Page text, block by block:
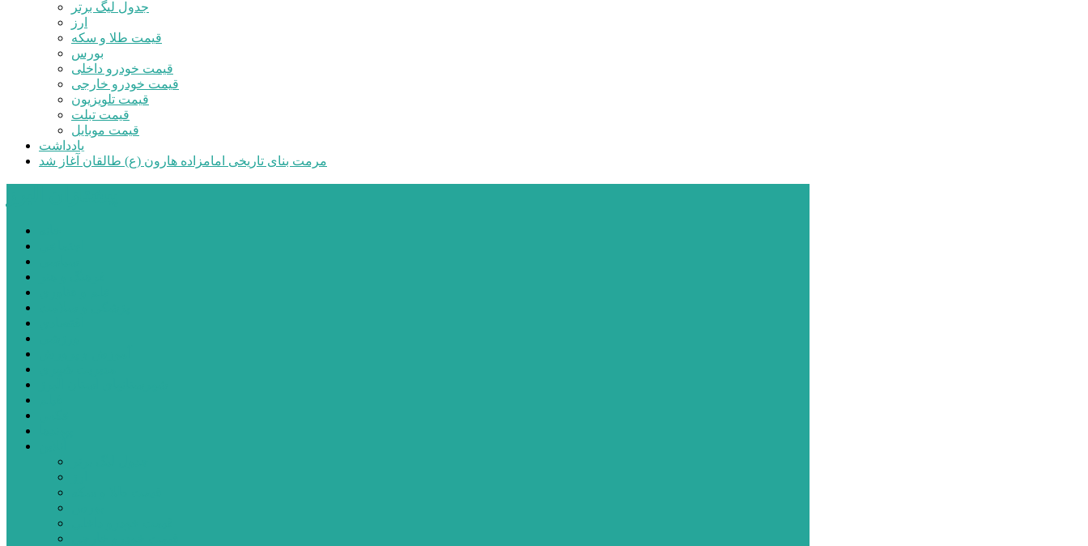
جدول لیگ برتر
ارز
قیمت طلا و سکه
بورس
قیمت خودرو داخلی
قیمت خودرو خارجی
قیمت تلویزیون
قیمت تبلت
قیمت موبایل
یادداشت
مرمت بنای تاریخی امامزاده هارون (ع) طالقان آغاز شد